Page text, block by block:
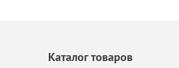
Каталог товаров